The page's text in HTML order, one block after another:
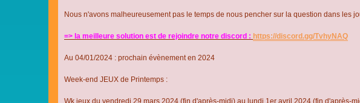
Nous n'avons malheureusement pas le temps de nous pencher sur la question dans les
=> la meilleure solution est de rejoindre notre discord : https://discord.gg/TvhyNAQ
Au 04/01/2024 : prochain évènement en 2024
Week-end JEUX de Printemps :
Wk jeux du vendredi 29 mars 2024 (fin d'après-midi) au lundi 1er avril 2024 (fin d'après-